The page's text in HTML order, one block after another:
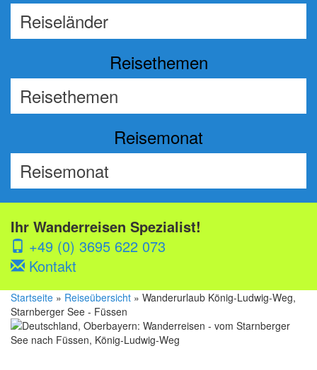
Reisethemen
Reisemonat
Ihr Wanderreisen Spezialist!
+49 (0) 3695 622 073
Kontakt
Startseite » Reiseübersicht » Wanderurlaub König-Ludwig-Weg,
Starnberger See - Füssen